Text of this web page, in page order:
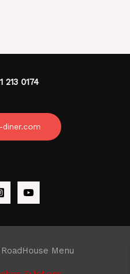
213 0174
diner.com
Menu